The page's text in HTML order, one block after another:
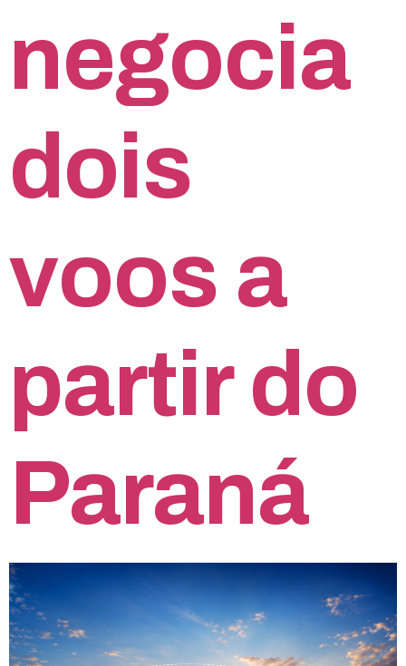
negocia
dois
voos a
partir do
Paraná